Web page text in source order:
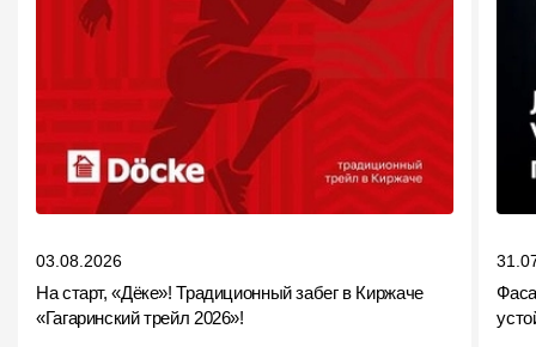
Документация
Документация
Инструкции по монтажу
Технические листы
Сертификаты
03.08.2026
На старт, «Дёке»! Традиционный забег в Киржаче
«Гагаринский трейл 2026»!